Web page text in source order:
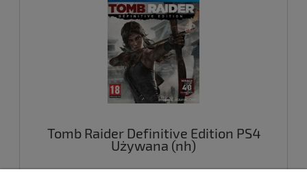
Tomb Raider Definitive Edition PS4
Używana (nh)